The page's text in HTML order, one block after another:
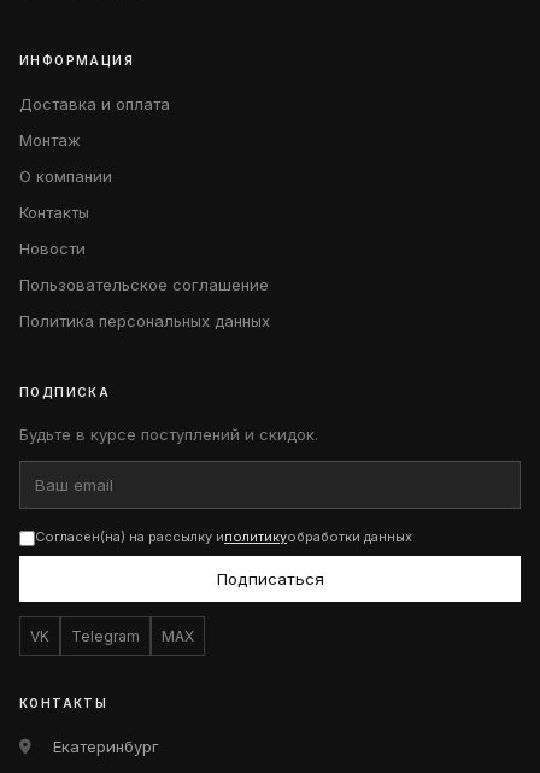
ИНФОРМАЦИЯ
Доставка и оплата
Монтаж
О компании
Контакты
Новости
Пользовательское соглашение
Политика персональных данных
ПОДПИСКА
Будьте в курсе поступлений и скидок.
Согласен(на) на рассылку иполитикуобработки данных
Подписаться
VK Telegram MAX
КОНТАКТЫ
Екатеринбург